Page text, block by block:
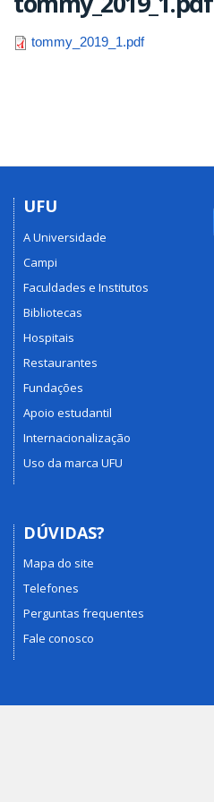
tommy_2019_1.pdf
UFU
A Universidade
Campi
Faculdades e Institutos
Bibliotecas
Hospitais
Restaurantes
Fundações
Apoio estudantil
Internacionalização
Uso da marca UFU
DÚVIDAS?
Mapa do site
Telefones
Perguntas frequentes
Fale conosco